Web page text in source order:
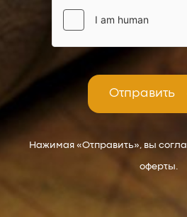
Отправить
Нажимая «Отправить», вы
оферты.